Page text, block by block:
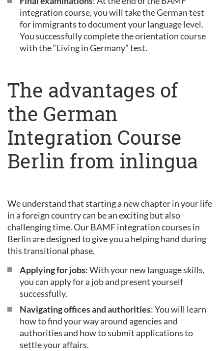
integration course, you will take the German test
for immigrants to document your language level.
You successfully complete the orientation course
with the “Living in Germany” test.
The advantages of
the German
Integration Course
Berlin from inlingua
We understand that starting a new chapter in your life
in a foreign country can be an exciting but also
challenging time. Our BAMF integration courses in
Berlin are designed to give you a helping hand during
this transitional phase.
Applying for jobs: With your new language skills,
you can apply for a job and present yourself
successfully.
Navigating offices and authorities: You will learn
how to find your way around agencies and
authorities and how to submit applications to
settle your affairs.